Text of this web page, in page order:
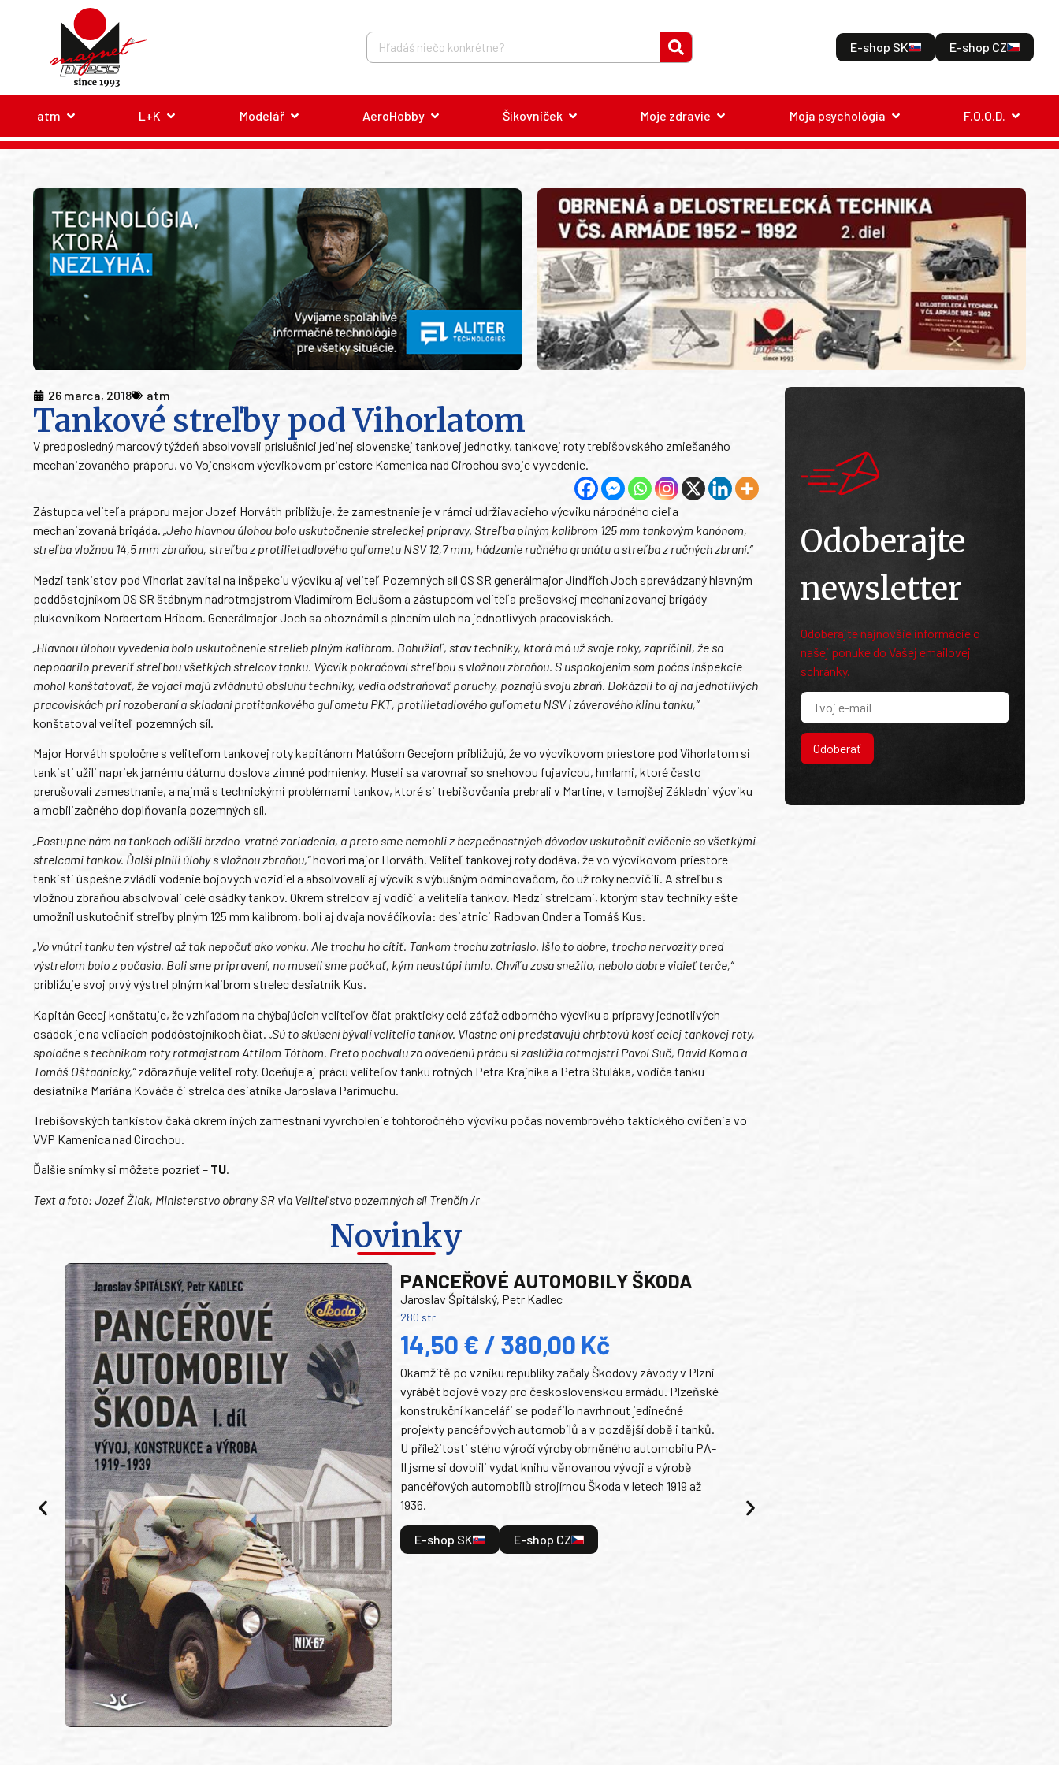
E-shop SK E-shop CZ
atm L+K Modelář AeroHobby Šikovníček Moje zdravie Moja psychológia F.O.O.D.
26 marca, 2018 atm
Tankové streľby pod Vihorlatom
V predposledný marcový týždeň absolvovali príslušníci jedinej slovenskej tankovej jednotky, tankovej roty trebišovského zmiešaného
mechanizovaného práporu, vo Vojenskom výcvikovom priestore Kamenica nad Cirochou svoje vyvedenie.
Zástupca veliteľa práporu major Jozef Horváth približuje, že zamestnanie je v rámci udržiavacieho výcviku národného cieľa
mechanizovaná brigáda. „Jeho hlavnou úlohou bolo uskutočnenie streleckej prípravy. Streľba plným kalibrom 125 mm tankovým kanónom,
streľba vložnou 14,5 mm zbraňou, streľba z protilietadlového guľometu NSV 12,7 mm, hádzanie ručného granátu a streľba z ručných zbraní.“
Medzi tankistov pod Vihorlat zavítal na inšpekciu výcviku aj veliteľ Pozemných síl OS SR generálmajor Jindřich Joch sprevádzaný hlavným
poddôstojníkom OS SR štábnym nadrotmajstrom Vladimírom Belušom a zástupcom veliteľa prešovskej mechanizovanej brigády
plukovníkom Norbertom Hribom. Generálmajor Joch sa oboznámil s plnením úloh na jednotlivých pracoviskách.
„Hlavnou úlohou vyvedenia bolo uskutočnenie strelieb plným kalibrom. Bohužiaľ, stav techniky, ktorá má už svoje roky, zapríčinil, že sa
nepodarilo preveriť streľbou všetkých strelcov tanku. Výcvik pokračoval streľbou s vložnou zbraňou. S uspokojením som počas inšpekcie
mohol konštatovať, že vojaci majú zvládnutú obsluhu techniky, vedia odstraňovať poruchy, poznajú svoju zbraň. Dokázali to aj na jednotlivých
pracoviskách pri rozoberaní a skladaní protitankového guľometu PKT, protilietadlového guľometu NSV i záverového klinu tanku,“
konštatoval veliteľ pozemných síl.
Major Horváth spoločne s veliteľom tankovej roty kapitánom Matúšom Gecejom približujú, že vo výcvikovom priestore pod Vihorlatom si
tankisti užili napriek jarnému dátumu doslova zimné podmienky. Museli sa varovnař so snehovou fujavicou, hmlami, ktoré často
prerušovali zamestnanie, a najmä s technickými problémami tankov, ktoré si trebišovčania prebrali v Martine, v tamojšej Základni výcviku
a mobilizačného doplňovania pozemných síl.
„Postupne nám na tankoch odišli brzdno-vratné zariadenia, a preto sme nemohli z bezpečnostných dôvodov uskutočniť cvičenie so všetkými
strelcami tankov. Ďalší plnili úlohy s vložnou zbraňou,“hovorí major Horváth. Veliteľ tankovej roty dodáva, že vo výcvikovom priestore
tankisti úspešne zvládli vodenie bojových vozidiel a absolvovali aj výcvik s výbušným odmínovačom, čo už roky necvičili. A streľbu s
vložnou zbraňou absolvovali celé osádky tankov. Okrem strelcov aj vodiči a velitelia tankov. Medzi strelcami, ktorým stav techniky ešte
umožnil uskutočniť streľby plným 125 mm kalibrom, boli aj dvaja nováčikovia: desiatnici Radovan Onder a Tomáš Kus.
„Vo vnútri tanku ten výstrel až tak nepočuť ako vonku. Ale trochu ho cítiť. Tankom trochu zatriaslo. Išlo to dobre, trocha nervozity pred
výstrelom bolo z počasia. Boli sme pripravení, no museli sme počkať, kým neustúpi hmla. Chvíľu zasa snežilo, nebolo dobre vidieť terče,“
približuje svoj prvý výstrel plným kalibrom strelec desiatnik Kus.
Kapitán Gecej konštatuje, že vzhľadom na chýbajúcich veliteľov čiat prakticky celá záťaž odborného výcviku a prípravy jednotlivých
osádok je na veliacich poddôstojníkoch čiat.
„Sú to skúsení bývalí velitelia tankov. Vlastne oni predstavujú chrbtovú kosť celej tankovej roty,
spoločne s technikom roty rotmajstrom Attilom Tóthom. Preto pochvalu za odvedenú prácu si zaslúžia rotmajstri Pavol Suč, Dávid Koma a
Tomáš Oštadnický,“zdôrazňuje veliteľ roty. Oceňuje aj prácu veliteľov tanku rotných Petra Krajníka a Petra Stuláka, vodiča tanku
desiatnika Mariána Kováča či strelca desiatnika Jaroslava Parimuchu.
Trebišovských tankistov čaká okrem iných zamestnaní vyvrcholenie tohtoročného výcviku počas novembrového taktického cvičenia vo
VVP Kamenica nad Cirochou.
Ďalšie snímky si môžete pozrieť – TU.
Text a foto: Jozef Žiak, Ministerstvo obrany SR via Veliteľstvo pozemných síl Trenčín /r
Novinky
PANCEŘOVÉ AUTOMOBILY ŠKODA
Jaroslav Špitálský, Petr Kadlec
280 str.
14,50 € / 380,00 Kč
Okamžitě po vzniku republiky začaly Škodovy závody v Plzni
vyrábět bojové vozy pro československou armádu. Plzeňské
konstrukční kanceláři se podařilo navrhnout jedinečné
projekty pancéřových automobilů a v pozdější době i tanků.
U příležitosti stého výročí výroby obrněného automobilu PA-
II jsme si dovolili vydat knihu věnovanou vývoji a výrobě
pancéřových automobilů strojírnou Škoda v letech 1919 až
1936.
E-shop SK E-shop CZ
Odoberajte
newsletter
Odoberajte najnovšie informácie o
našej ponuke do Vašej emailovej
schránky.
Odoberať